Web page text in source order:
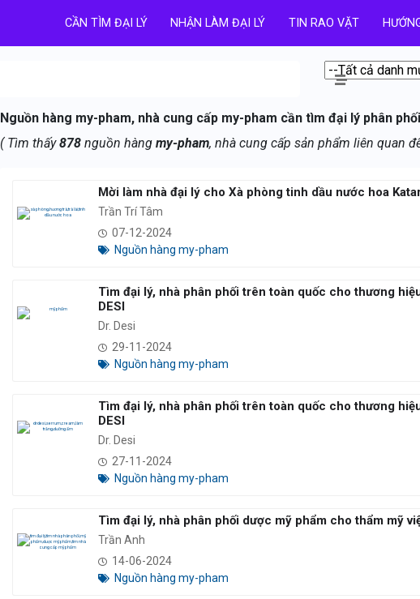
CẦN TÌM ĐẠI LÝ NHẬN LÀM ĐẠI LÝ TIN RAO VẶT
Nguồn hàng my-pham, nhà cung cấp my-pham cần tìm đại lý phân phối
( Tìm thấy878 nguồn hàng my-pham, nhà cung cấp sản phẩm liên quan
Mời làm nhà đại lý cho Xà phòng tinh dầu nước hoa
Trần Trí Tâm
07-12-2024
Nguồn hàng my-pham
Tìm đại lý, nhà phân phối trên toàn quốc cho thương
DESI
Dr. Desi
29-11-2024
Nguồn hàng my-pham
Tìm đại lý, nhà phân phối trên toàn quốc cho thương
DESI
Dr. Desi
27-11-2024
Nguồn hàng my-pham
Tìm đại lý, nhà phân phối dược mỹ phẩm cho thẩm mỹ
Trần Anh
14-06-2024
Nguồn hàng my-pham